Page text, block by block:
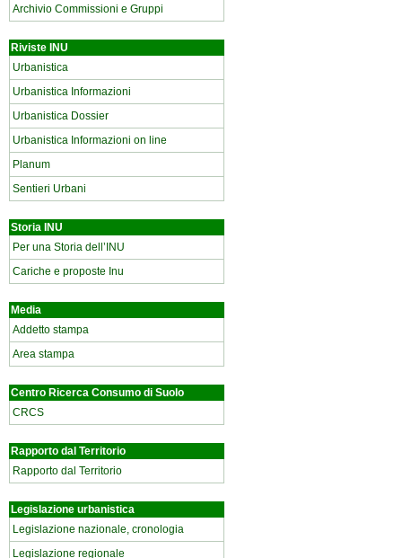
Archivio Commissioni e Gruppi
Riviste INU
Urbanistica
Urbanistica Informazioni
Urbanistica Dossier
Urbanistica Informazioni on line
Planum
Sentieri Urbani
Storia INU
Per una Storia dell’INU
Cariche e proposte Inu
Media
Addetto stampa
Area stampa
Centro Ricerca Consumo di Suolo
CRCS
Rapporto dal Territorio
Rapporto dal Territorio
Legislazione urbanistica
Legislazione nazionale, cronologia
Legislazione regionale